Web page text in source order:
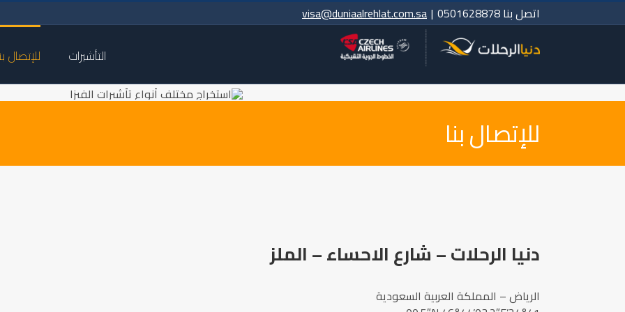
to
اتصل بنا 0501628878 |
visa@duniaalrehlat.com.sa
التأشيرات للإتصال
للإتصال بنا
دنيا الرحلات – شارع الاحساء – الملز
الرياض – المملكة العربية السعودية